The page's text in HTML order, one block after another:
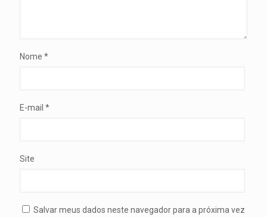
Nome *
E-mail *
Site
Salvar meus dados neste navegador para a próxima vez